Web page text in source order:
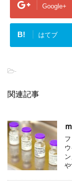
Google+
B! はてブ
-
関連記事